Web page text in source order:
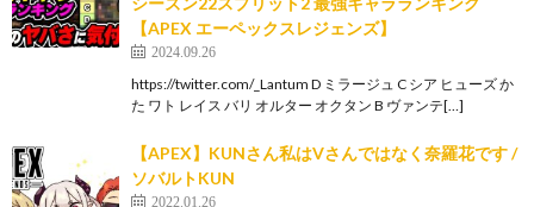
【APEX エーペックスレジェンズ】
2024.09.26
https://twitter.com/_Lantum D ミラージュ C シア ヒューズ か
た ワト レイス バリ オルター オクタン B ヴァンテ[…]
【APEX】KUNさん私はVさんではなく奈羅花です /
ソバルトKUN
2022.01.26